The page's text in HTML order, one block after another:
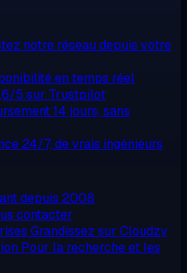
notre réseau depuis votre
en temps réel
5 sur Trustpilot
14 jours, sans
24/7, de vrais ingénieurs
depuis 2008
contacter
Grandissez sur Cloudzy
Pour la recherche et les